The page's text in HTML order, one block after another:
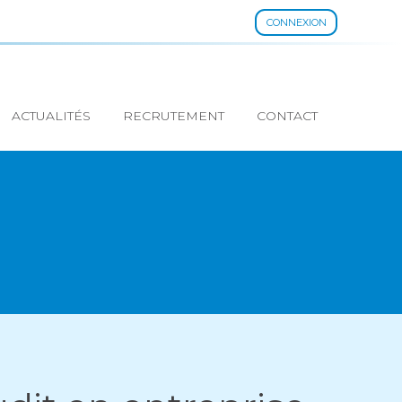
CONNEXION
ACTUALITÉS RECRUTEMENT CONTACT